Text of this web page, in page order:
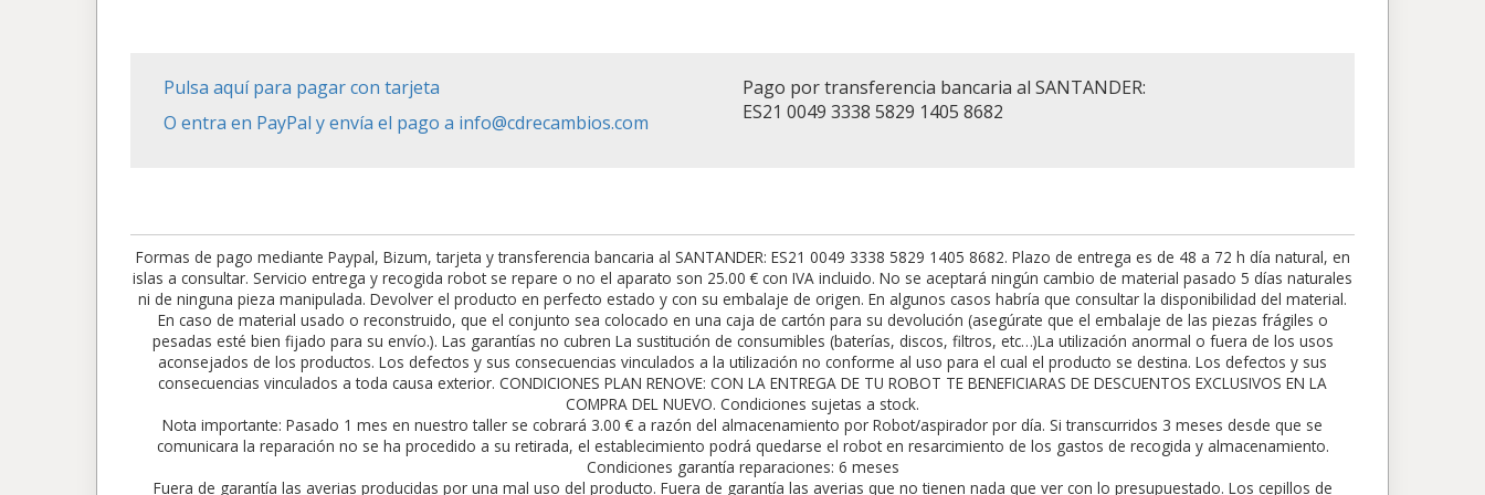
Pulsa aquí para pagar con tarjeta
O entra en PayPal y envía el pago a info@cdrecambios.com
Pago por transferencia bancaria al SANTANDER:
ES21 0049 3338 5829 1405 8682
Formas de pago mediante Paypal, Bizum, tarjeta y transferencia bancaria al SANTANDER: ES21 0049 3338 5829 1405 8682. Plazo de entrega es de 48 a 72 h día natural, en
islas a consultar. Servicio entrega y recogida robot se repare o no el aparato son 25.00 € con IVA incluido. No se aceptará ningún cambio de material pasado 5 días naturales
ni de ninguna pieza manipulada. Devolver el producto en perfecto estado y con su embalaje de origen. En algunos casos habría que consultar la disponibilidad del material.
En caso de material usado o reconstruido, que el conjunto sea colocado en una caja de cartón para su devolución (asegúrate que el embalaje de las piezas frágiles o
pesadas esté bien fijado para su envío.). Las garantías no cubren La sustitución de consumibles (baterías, discos, filtros, etc…)La utilización anormal o fuera de los usos
aconsejados de los productos. Los defectos y sus consecuencias vinculados a la utilización no conforme al uso para el cual el producto se destina. Los defectos y sus
consecuencias vinculados a toda causa exterior. CONDICIONES PLAN RENOVE: CON LA ENTREGA DE TU ROBOT TE BENEFICIARAS DE DESCUENTOS EXCLUSIVOS EN LA
COMPRA DEL NUEVO. Condiciones sujetas a stock.
Nota importante: Pasado 1 mes en nuestro taller se cobrará 3.00 € a razón del almacenamiento por Robot/aspirador por día. Si transcurridos 3 meses desde que se
comunicara la reparación no se ha procedido a su retirada, el establecimiento podrá quedarse el robot en resarcimiento de los gastos de recogida y almacenamiento.
Condiciones garantía reparaciones: 6 meses
Fuera de garantía las averias producidas por una mal uso del producto. Fuera de garantía las averias que no tienen nada que ver con lo presupuestado. Los cepillos de